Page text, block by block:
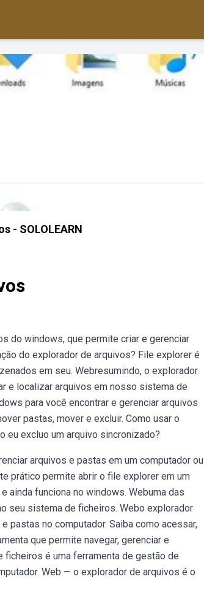
- SOLOLEARN
do windows, que permite criar e gerenciar
do explorador de arquivos? File explorer é
em seu. Webresumindo, o explorador
e localizar arquivos em nosso sistema de
para você encontrar e gerenciar arquivos
pastas, mover e excluir. Como usar o
eu excluo um arquivo sincronizado?
arquivos e pastas em um computador ou
prático permite abrir o file explorer em um
ainda funciona no windows. Webuma das
seu sistema de ficheiros. Webo explorador
pastas no computador. Saiba como acessar,
que permite navegar, gerenciar e
é uma ferramenta de gestão de
Web — o explorador de arquivos é o